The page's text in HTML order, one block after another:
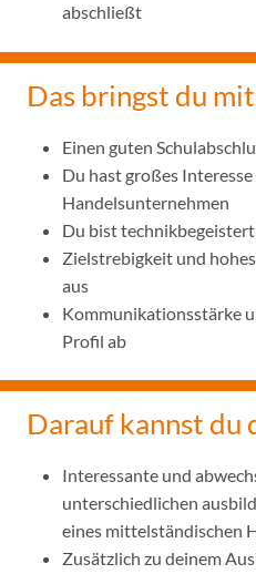
abschließt
Das bringst du
Einen guten
Du hast großes
Handelsunternehmen
Du bist
Zielstrebigkeit und
aus
Kommunikationsstärke
Profil ab
Darauf kannst du
Interessante und
unterschiedlichen
eines mittelständischen
Zusätzlich zu deinem